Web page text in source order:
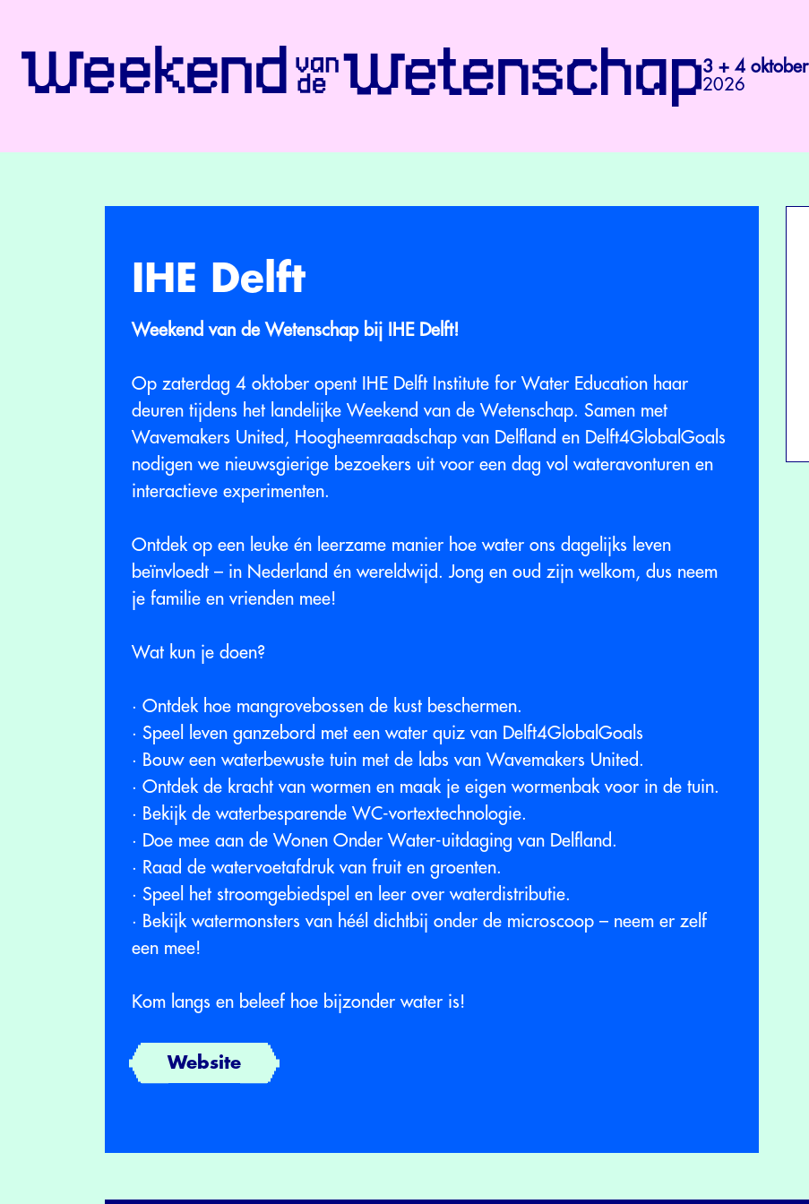
3 + 4 oktober
2026
IHE Delft
Weekend van de Wetenschap bij IHE Delft!
Op zaterdag 4 oktober opent IHE Delft Institute for Water Education haar
deuren tijdens het landelijke Weekend van de Wetenschap. Samen met
Wavemakers United, Hoogheemraadschap van Delfland en Delft4GlobalGoals
nodigen we nieuwsgierige bezoekers uit voor een dag vol wateravonturen en
interactieve experimenten.
Ontdek op een leuke én leerzame manier hoe water ons dagelijks leven
beïnvloedt – in Nederland én wereldwijd. Jong en oud zijn welkom, dus neem
je familie en vrienden mee!
Wat kun je doen?
· Ontdek hoe mangrovebossen de kust beschermen.
· Speel leven ganzebord met een water quiz van Delft4GlobalGoals
· Bouw een waterbewuste tuin met de labs van Wavemakers United.
· Ontdek de kracht van wormen en maak je eigen wormenbak voor in de tuin.
· Bekijk de waterbesparende WC-vortextechnologie.
· Doe mee aan de Wonen Onder Water-uitdaging van Delfland.
· Raad de watervoetafdruk van fruit en groenten.
· Speel het stroomgebiedspel en leer over waterdistributie.
· Bekijk watermonsters van héél dichtbij onder de microscoop – neem er zelf
een mee!
Kom langs en beleef hoe bijzonder water is!
Website